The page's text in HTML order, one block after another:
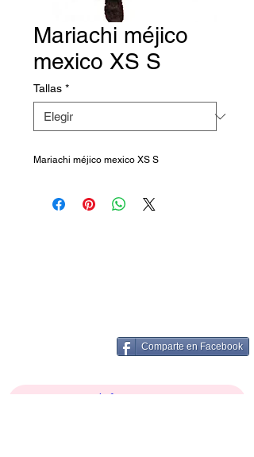
Mariachi méjico
mexico XS S
Tallas *
Mariachi méjico mexico XS S
Comparte en Facebook